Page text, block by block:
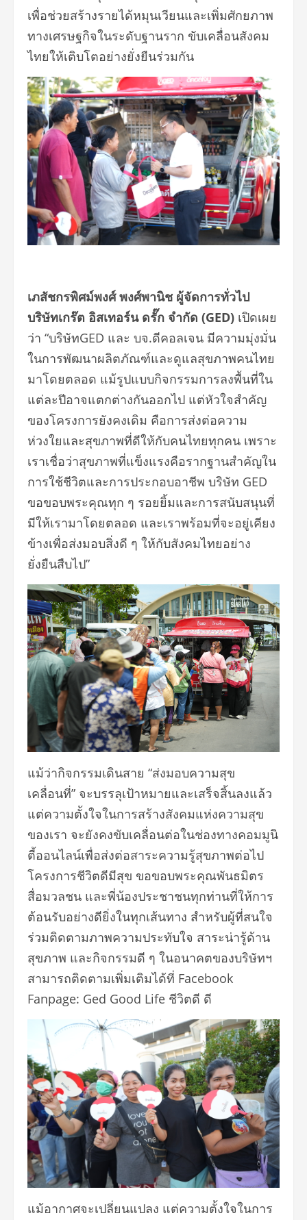
เพื่อช่วยสร้างรายได้หมุนเวียนและเพิ่มศักยภาพ
ทางเศรษฐกิจในระดับฐานราก ขับเคลื่อนสังคม
ไทยให้เติบโตอย่างยั่งยืนร่วมกัน
เภสัชกรพิศม์พงศ์ พงศ์พานิช ผู้จัดการทั่วไป
บริษัทเกร๊ต อิสเทอร์น ดรั๊ก จำกัด (GED) เปิดเผย
ว่า “บริษัทGED และ บจ.ดีคอลเจน มีความมุ่งมั่น
ในการพัฒนาผลิตภัณฑ์และดูแลสุขภาพคนไทย
มาโดยตลอด แม้รูปแบบกิจกรรมการลงพื้นที่ใน
แต่ละปีอาจแตกต่างกันออกไป แต่หัวใจสำคัญ
ของโครงการยังคงเดิม คือการส่งต่อความ
ห่วงใยและสุขภาพที่ดีให้กับคนไทยทุกคน เพราะ
เราเชื่อว่าสุขภาพที่แข็งแรงคือรากฐานสำคัญใน
การใช้ชีวิตและการประกอบอาชีพ บริษัท GED
ขอขอบพระคุณทุก ๆ รอยยิ้มและการสนับสนุนที่
มีให้เรามาโดยตลอด และเราพร้อมที่จะอยู่เคียง
ข้างเพื่อส่งมอบสิ่งดี ๆ ให้กับสังคมไทยอย่าง
ยั่งยืนสืบไป”
แม้ว่ากิจกรรมเดินสาย “ส่งมอบความสุข
เคลื่อนที่” จะบรรลุเป้าหมายและเสร็จสิ้นลงแล้ว
แต่ความตั้งใจในการสร้างสังคมแห่งความสุข
ของเรา จะยังคงขับเคลื่อนต่อในช่องทางคอมมูนิ
ตี้ออนไลน์เพื่อส่งต่อสาระความรู้สุขภาพต่อไป
โครงการชีวิตดีมีสุข ขอขอบพระคุณพันธมิตร
สื่อมวลชน และพี่น้องประชาชนทุกท่านที่ให้การ
ต้อนรับอย่างดียิ่งในทุกเส้นทาง สำหรับผู้ที่สนใจ
ร่วมติดตามภาพความประทับใจ สาระน่ารู้ด้าน
สุขภาพ และกิจกรรมดี ๆ ในอนาคตของบริษัทฯ
สามารถติดตามเพิ่มเติมได้ที่ Facebook
Fanpage: Ged Good Life ชีวิตดี ดี
แม้อากาศจะเปลี่ยนแปลง แต่ความตั้งใจในการ